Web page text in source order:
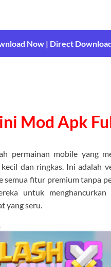
Now | Direct
Mod Apk
permainan mobile yang
dan ringkas. Ini adalah
semua fitur premium tanpa
untuk
yang seru.